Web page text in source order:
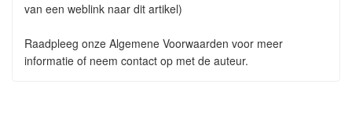
van een weblink naar dit artikel)
Raadpleeg onze Algemene Voorwaarden voor meer
informatie of neem contact op met de auteur.